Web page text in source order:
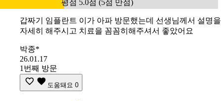
평점 5.0점 (5점 만점)
갑짜기 임플란트 이가 아파 방문했는데 선생님께서 설명을
자세히 해주시고 치료을 꼼꼼히해주셔서 좋았어요
박종*
26.01.17
1번째 방문
도움돼요 0